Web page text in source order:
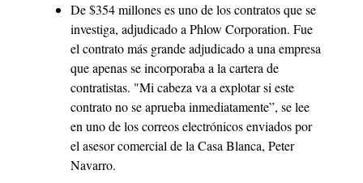
De $354 millones es uno de los contratos que se
investiga, adjudicado a Phlow Corporation. Fue
el contrato más grande adjudicado a una empresa
que apenas se incorporaba a la cartera de
contratistas. "Mi cabeza va a explotar si este
contrato no se aprueba inmediatamente”, se lee
en uno de los correos electrónicos enviados por
el asesor comercial de la Casa Blanca, Peter
Navarro.